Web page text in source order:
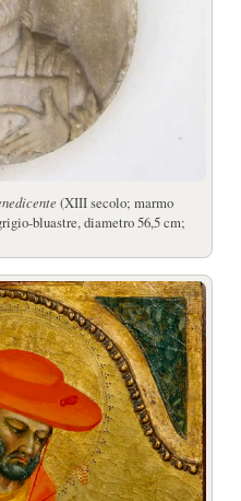
(XIII secolo; marmo
bluastre, diametro 56,5 cm;